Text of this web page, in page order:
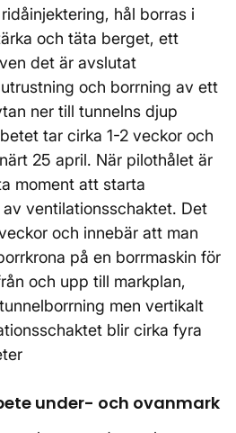
hål borras i
och täta berget, ett
det är avslutat
och borrning av ett
ner till tunnelns djup
tar cirka 1-2 veckor och
25 april. När pilothålet är
moment att starta
ventilationsschaktet. Det
och innebär att man
på en borrmaskin för
och upp till markplan,
men vertikalt
blir cirka fyra
under- och ovanmark